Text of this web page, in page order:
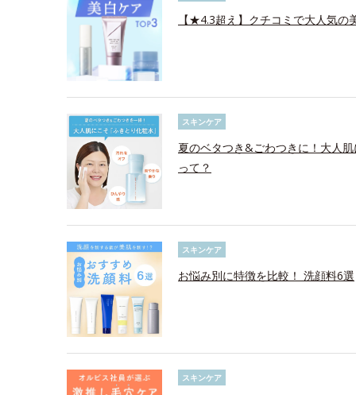
【★4.3超え】クチコミで大人気の
スキンケア
夏のベタつき&ごわつきに！大人
って？
スキンケア
お悩み別に特徴を比較！ 洗顔料6選
スキンケア